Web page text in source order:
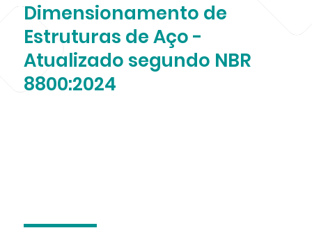
Dimensionamento de
Estruturas de Aço -
Atualizado segundo NBR
8800:2024